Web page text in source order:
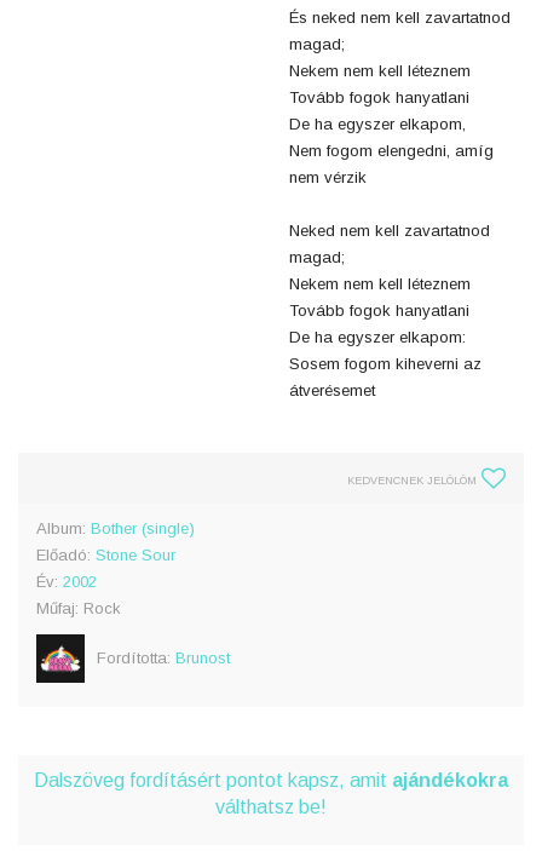
És neked nem kell zavartatnod
magad;
Nekem nem kell léteznem
Tovább fogok hanyatlani
De ha egyszer elkapom,
Nem fogom elengedni, amíg
nem vérzik
Neked nem kell zavartatnod
magad;
Nekem nem kell léteznem
Tovább fogok hanyatlani
De ha egyszer elkapom:
Sosem fogom kiheverni az
átverésemet
KEDVENCNEK JELÖLÖM
Album: Bother (single)
Előadó: Stone Sour
Év: 2002
Műfaj: Rock
Fordította: Brunost
Dalszöveg fordításért pontot kapsz, amit ajándékokra
válthatsz be!